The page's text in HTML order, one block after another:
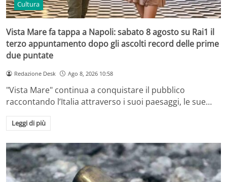
Cultura
Vista Mare fa tappa a Napoli: sabato 8 agosto su Rai1 il
terzo appuntamento dopo gli ascolti record delle prime
due puntate
Redazione Desk Ago 8, 2026 10:58
"Vista Mare" continua a conquistare il pubblico
raccontando l’Italia attraverso i suoi paesaggi, le sue…
Leggi di più